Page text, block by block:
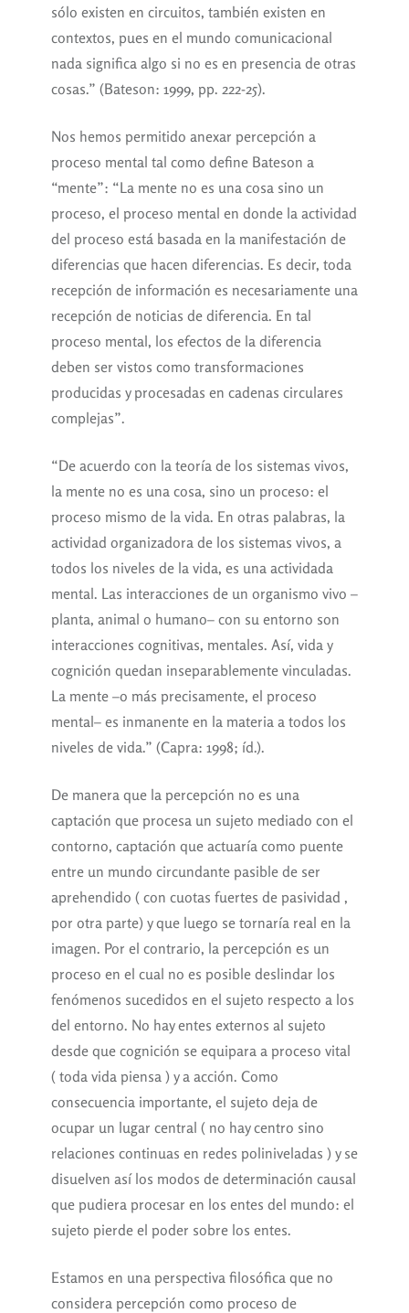
sólo existen en circuitos, también existen en
contextos, pues en el mundo comunicacional
nada significa algo si no es en presencia de otras
cosas.” (Bateson: 1999, pp. 222-25).
Nos hemos permitido anexar percepción a
proceso mental tal como define Bateson a
“mente”: “La mente no es una cosa sino un
proceso, el proceso mental en donde la actividad
del proceso está basada en la manifestación de
diferencias que hacen diferencias. Es decir, toda
recepción de información es necesariamente una
recepción de noticias de diferencia. En tal
proceso mental, los efectos de la diferencia
deben ser vistos como transformaciones
producidas y procesadas en cadenas circulares
complejas”.
“De acuerdo con la teoría de los sistemas vivos,
la mente no es una cosa, sino un proceso: el
proceso mismo de la vida. En otras palabras, la
actividad organizadora de los sistemas vivos, a
todos los niveles de la vida, es una actividada
mental. Las interacciones de un organismo vivo –
planta, animal o humano– con su entorno son
interacciones cognitivas, mentales. Así, vida y
cognición quedan inseparablemente vinculadas.
La mente –o más precisamente, el proceso
mental– es inmanente en la materia a todos los
niveles de vida.” (Capra: 1998; íd.).
De manera que la percepción no es una
captación que procesa un sujeto mediado con el
contorno, captación que actuaría como puente
entre un mundo circundante pasible de ser
aprehendido ( con cuotas fuertes de pasividad ,
por otra parte) y que luego se tornaría real en la
imagen. Por el contrario, la percepción es un
proceso en el cual no es posible deslindar los
fenómenos sucedidos en el sujeto respecto a los
del entorno. No hay entes externos al sujeto
desde que cognición se equipara a proceso vital
( toda vida piensa ) y a acción. Como
consecuencia importante, el sujeto deja de
ocupar un lugar central ( no hay centro sino
relaciones continuas en redes poliniveladas ) y se
disuelven así los modos de determinación causal
que pudiera procesar en los entes del mundo: el
sujeto pierde el poder sobre los entes.
Estamos en una perspectiva filosófica que no
considera percepción como proceso de